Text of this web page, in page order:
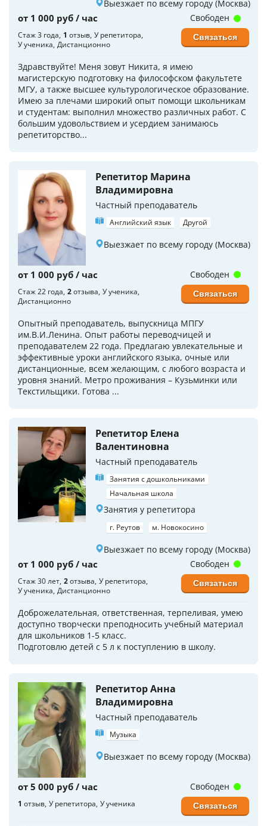
Выезжает по всему городу (Москва)
от 1 000 руб / час
Стаж 3 года 1 отзыв У репетитора
У ученика Дистанционно
Здравствуйте! Меня зовут Никита, я имею
магистерскую подготовку на философском факультете
МГУ, а также высшее культурологическое образование.
Имею за плечами широкий опыт помощи школьникам
и студентам: выполнил множество различных работ. С
большим удовольствием и усердием занимаюсь
репетиторство...
Свободен
Связаться
Репетитор Марина
Владимировна
Частный преподаватель
Английский язык Другой
Выезжает по всему городу (Москва)
от 1 000 руб / час
Стаж 22 года 2отзыва У ученика
Дистанционно
Опытный преподаватель, выпускница МПГУ
им.В.И.Ленина. Опыт работы переводчицей и
преподавателем 22 года. Предлагаю увлекательные и
эффективные уроки английского языка, очные или
дистанционные, всем желающим, с любого возраста и
уровня знаний. Метро проживания – Кузьминки или
Текстильщики. Готова ...
Свободен
Связаться
Репетитор Елена
Валентиновна
Частный преподаватель
Занятия с дошкольниками
Начальная школа
Занятия у репетитора
г. Реутов м. Новокосино
Выезжает по всему городу (Москва)
от 1 000 руб / час
Стаж 30 лет 2отзыва У репетитора
У ученика Дистанционно
Доброжелательная, ответственная, терпеливая, умею
доступно творчески преподносить учебный материал
для школьников 1-5 класс.
Подготовлю детей с 5 л к поступлению в школу.
Свободен
Связаться
Репетитор Анна
Владимировна
Частный преподаватель
Музыка
Выезжает по всему городу (Москва)
от 5 000 руб / час
1 отзыв У репетитора У ученика
Свободен
Связаться